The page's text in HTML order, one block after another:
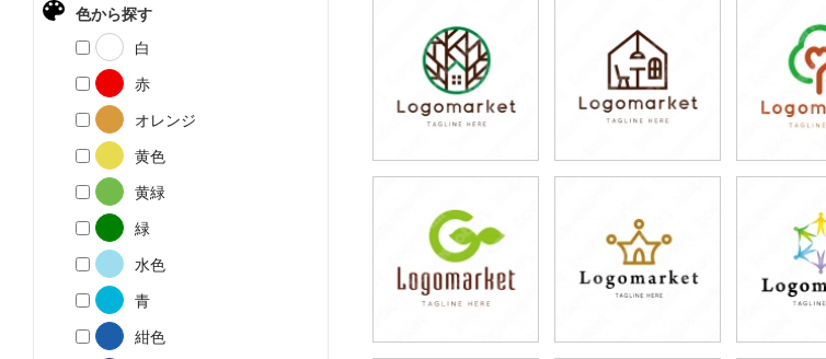
色から探す
白
赤
オレンジ
黄色
黄緑
緑
水色
青
紺色
79,800円
(税込87,780円)
79,800円
(税込87,780円) (税込
79,800円
(税込87,780円)
79,800円
(税込87,780円) (税込